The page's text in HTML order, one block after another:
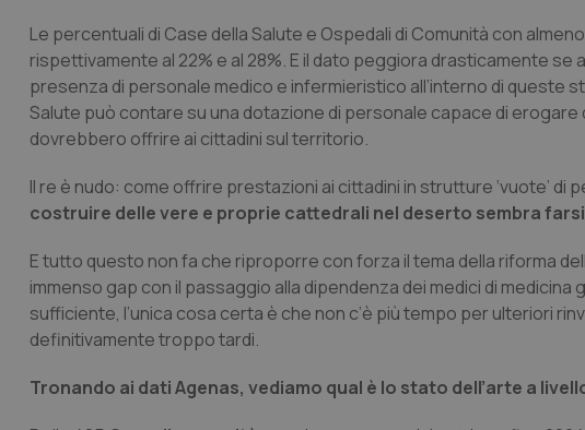
Le percentuali di Case della Salute e Ospedali di Comunità con
rispettivamente al 22% e al 28%. E il dato peggiora drasticamente
presenza di personale medico e infermieristico all’interno di queste
Salute può contare su una dotazione di personale capace di
dovrebbero offrire ai cittadini sul territorio.
Il re è nudo: come offrire prestazioni ai cittadini in strutture ‘vuote’ di
costruire delle vere e proprie cattedrali nel deserto sembra
E tutto questo non fa che riproporre con forza il tema della riforma
immenso gap con il passaggio alla dipendenza dei medici di
sufficiente, l’unica cosa certa è che non c’è più tempo per ulteriori
definitivamente troppo tardi.
Tronando ai dati Agenas, vediamo qual è lo stato dell’arte a